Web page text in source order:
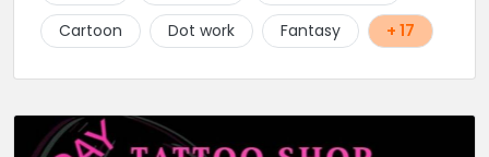
Cartoon
Dot work Fantasy + 17